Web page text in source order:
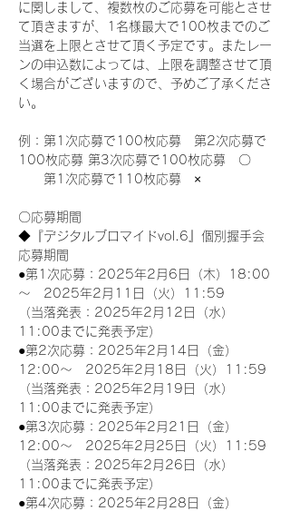
に関しまして、複数枚のご応募を可能とさせ
て頂きますが、1名様最大で100枚までのご
当選を上限とさせて頂く予定です。またレー
ンの申込数によっては、上限を調整させて頂
く場合がございますので、予めご了承くださ
い。
例：第1次応募で100枚応募　第2次応募で
100枚応募 第3次応募で100枚応募　〇
第1次応募で110枚応募　×
〇応募期間
◆『デジタルブロマイドvol.6』個別握手会
応募期間
●第1次応募：2025年2月6日（木）18:00
～　2025年2月11日（火）11:59
（当落発表：2025年2月12日（水）
11:00までに発表予定）
●第2次応募：2025年2月14日（金）
12:00～　2025年2月18日（火）11:59
（当落発表：2025年2月19日（水）
11:00までに発表予定）
●第3次応募：2025年2月21日（金）
12:00～　2025年2月25日（火）11:59
（当落発表：2025年2月26日（水）
11:00までに発表予定）
●第4次応募：2025年2月28日（金）